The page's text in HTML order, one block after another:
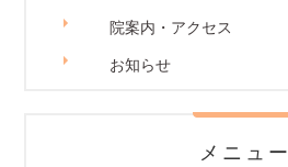
院案内・アクセス
お知らせ
メニュー